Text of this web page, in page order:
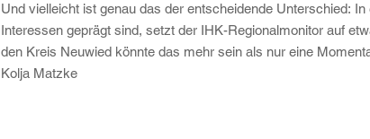
Und vielleicht ist genau das der entscheidende Unterschied:
Interessen geprägt sind, setzt der IHK-Regionalmonitor auf
den Kreis Neuwied könnte das mehr sein als nur eine
Kolja Matzke